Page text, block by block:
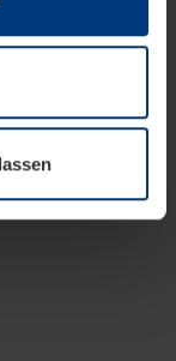
benötigen
Sie jederzeit
oder